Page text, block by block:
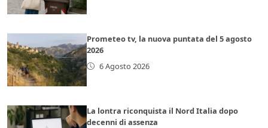
Prometeo tv, la nuova puntata del 5 agosto
2026
6 Agosto 2026
La lontra riconquista il Nord Italia dopo
decenni di assenza